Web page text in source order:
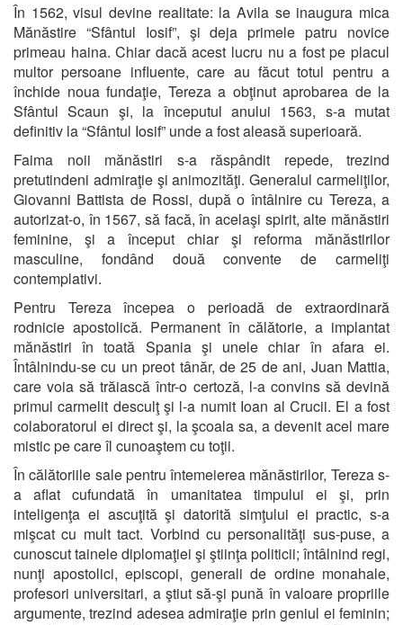
În 1562, visul devine realitate: la Avila se inaugura mica
Mănăstire “Sfântul Iosif”, şi deja primele patru novice
primeau haina. Chiar dacă acest lucru nu a fost pe placul
multor persoane influente, care au făcut totul pentru a
închide noua fundaţie, Tereza a obţinut aprobarea de la
Sfântul Scaun şi, la începutul anului 1563, s-a mutat
definitiv la “Sfântul Iosif” unde a fost aleasă superioară.
Faima noii mănăstiri s-a răspândit repede, trezind
pretutindeni admiraţie şi animozităţi. Generalul carmeliţilor,
Giovanni Battista de Rossi, după o întâlnire cu Tereza, a
autorizat-o, în 1567, să facă, în acelaşi spirit, alte mănăstiri
feminine, şi a început chiar şi reforma mănăstirilor
masculine, fondând două convente de carmeliţi
contemplativi.
Pentru Tereza începea o perioadă de extraordinară
rodnicie apostolică. Permanent în călătorie, a implantat
mănăstiri în toată Spania şi unele chiar în afara ei.
Întâlnindu-se cu un preot tânăr, de 25 de ani, Juan Mattia,
care voia să trăiască într-o certoză, l-a convins să devină
primul carmelit desculţ şi l-a numit Ioan al Crucii. El a fost
colaboratorul ei direct şi, la şcoala sa, a devenit acel mare
mistic pe care îl cunoaştem cu toţii.
În călătoriile sale pentru întemeierea mănăstirilor, Tereza s-
a aflat cufundată în umanitatea timpului ei şi, prin
inteligenţa ei ascuţită şi datorită simţului ei practic, s-a
mişcat cu mult tact. Vorbind cu personalităţi sus-puse, a
cunoscut tainele diplomaţiei şi ştiinţa politicii; întâlnind regi,
nunţi apostolici, episcopi, generali de ordine monahale,
profesori universitari, a ştiut să-şi pună în valoare propriile
argumente, trezind adesea admiraţie prin geniul ei feminin;